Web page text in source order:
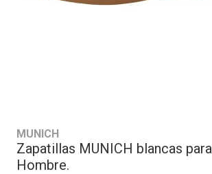
MUNICH
Zapatillas MUNICH blancas para
Hombre.